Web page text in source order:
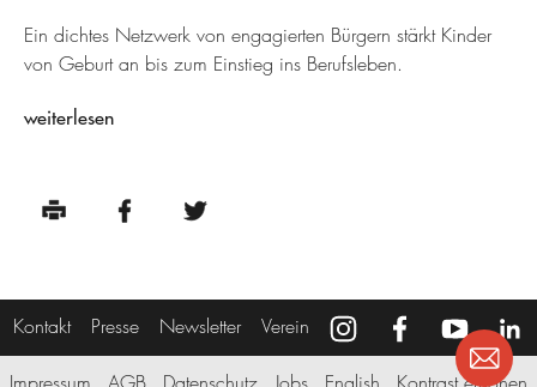
Ein dichtes Netzwerk von engagierten Bürgern stärkt Kinder
von Geburt an bis zum Einstieg ins Berufsleben.
weiterlesen
Kontakt Presse Newsletter Verein